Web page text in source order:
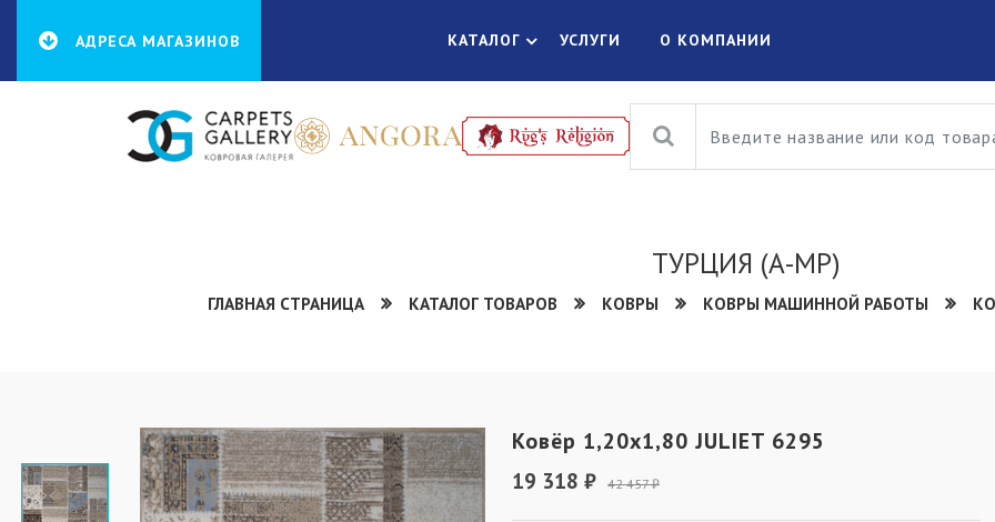
АДРЕСА МАГАЗИНОВ КАТАЛОГ УСЛУГИ О КОМПАНИИ
ТУРЦИЯ (А-МР)
ГЛАВНАЯ СТРАНИЦА КАТАЛОГ ТОВАРОВ КОВРЫ КОВРЫ МАШИННОЙ РАБОТЫ
Ковёр 1,20х1,80 JULIET 6295
19 318 ₽ 42 457 ₽